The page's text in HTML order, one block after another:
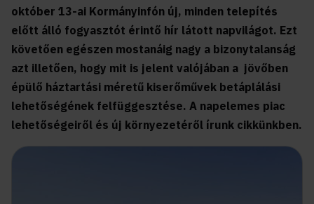
október 13-ai Kormányinfón új, minden telepítés
előtt álló fogyasztót érintő hír látott napvilágot. Ezt
követően egészen mostanáig nagy a bizonytalanság
azt illetően, hogy mit is jelent valójában a jövőben
épülő háztartási méretű kiserőművek betáplálási
lehetőségének felfüggesztése. A napelemes piac
lehetőségeiről és új környezetéről írunk cikkünkben.